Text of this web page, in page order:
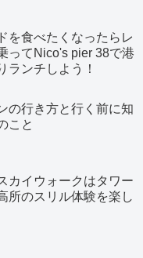
を食べたくなったらレ
ってNico's pier 38で港
ランチしよう！
の行き方と行く前に知
こと
カイウォークはタワー
所のスリル体験を楽し